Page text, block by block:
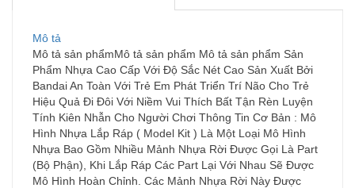
Mô tả
Mô tả sản phẩmMô tả sản phẩm Mô tả sản phẩm Sản
Phẩm Nhựa Cao Cấp Với Độ Sắc Nét Cao Sản Xuất Bởi
Bandai An Toàn Với Trẻ Em Phát Triển Trí Não Cho Trẻ
Hiệu Quả Đi Đôi Với Niềm Vui Thích Bất Tận Rèn Luyện
Tính Kiên Nhẫn Cho Người Chơi Thông Tin Cơ Bản : Mô
Hình Nhựa Lắp Ráp ( Model Kit ) Là Một Loại Mô Hình
Nhựa Bao Gồm Nhiều Mảnh Nhựa Rời Được Gọi Là Part
(Bộ Phận), Khi Lắp Ráp Các Part Lại Với Nhau Sẽ Được
Mô Hình Hoàn Chỉnh. Các Mảnh Nhựa Rời Này Được